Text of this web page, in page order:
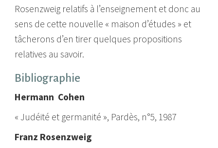
Rosenzweig relatifs à l’enseignement et donc au
sens de cette nouvelle « maison d’études » et
tâcherons d’en tirer quelques propositions
relatives au savoir.
Bibliographie
Hermann Cohen
« Judéité et germanité », Pardès, n°5, 1987
Franz Rosenzweig